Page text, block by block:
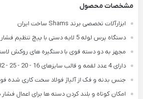
مشخصات محصول
ابزارآلات تخصصی برند Shams ساخت ایران
دستگاه پرس لوله 5 لایه دستی با پیچ تنظیم فشار پرس
مجهز به دو دسته قوی با دستگیره های روکش
دارای 4 عدد لقمه و قالب سایزهای 16 - 20 - 25 - 32 میلی متر
جنس بدنه و فک از آلیاژ فولاد سخت کاری شده
امکان کوتاه و بلند کردن دسته ها برای اعمال فشار